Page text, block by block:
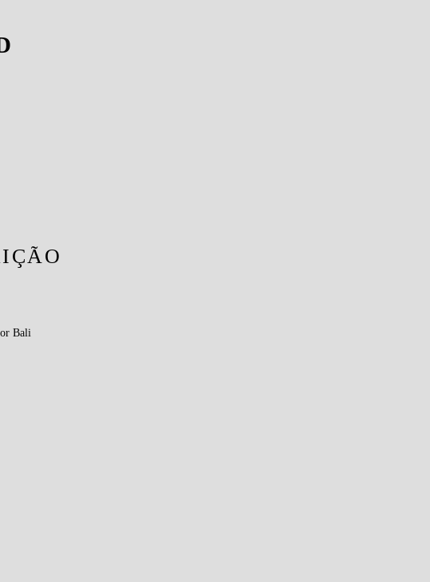
Bali